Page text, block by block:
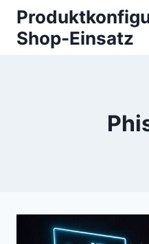
Zum
Inhalt
springen
Shop-Einsatz